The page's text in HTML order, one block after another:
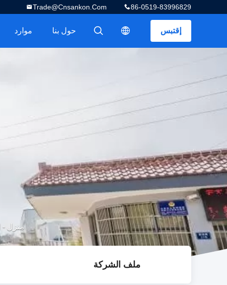
86-0519-83996829
Trade@cnsankon.com
إقتبس موارد حول بنا
منزل -
ملف الشركة